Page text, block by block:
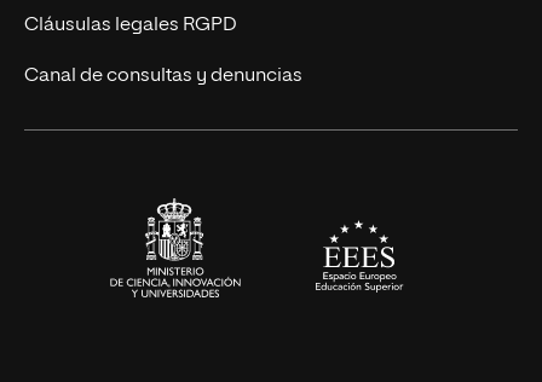
UNIR Revista
Eventos
Cláusulas legales RGPD
Canal de consultas y denuncias